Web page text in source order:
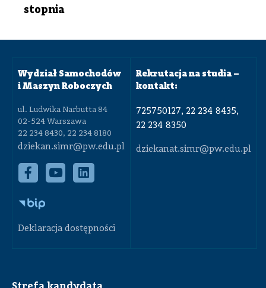
stopnia
Wydział Samochodów
i Maszyn Roboczych
ul. Ludwika Narbutta 84
02-524 Warszawa
22 234 8430, 22 234 8180
dziekan.simr@pw.edu.pl
Deklaracja dostępności
Rekrutacja na studia –
kontakt:
725750127, 22 234 8435,
22 234 8350
dziekanat.simr@pw.edu.pl